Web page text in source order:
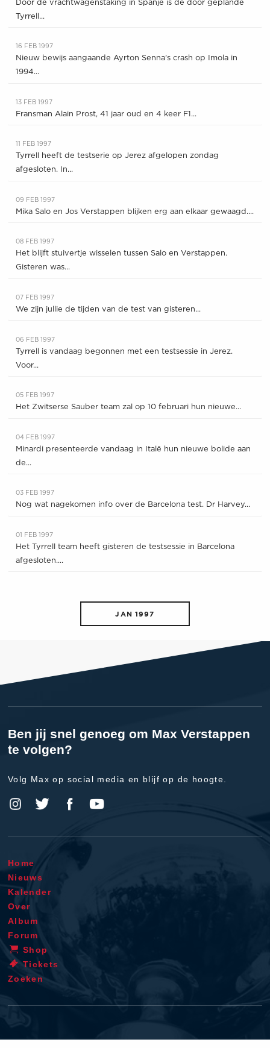
Door de vrachtwagenstaking in Spanje is de door geplande
Tyrrell...
16 FEB 1997
Nieuw bewijs aangaande Ayrton Senna's crash op Imola in
1994...
13 FEB 1997
Fransman Alain Prost, 41 jaar oud en 4 keer F1...
11 FEB 1997
Tyrrell heeft de testserie op Jerez afgelopen zondag
afgesloten. In...
09 FEB 1997
Mika Salo en Jos Verstappen blijken erg aan elkaar gewaagd....
08 FEB 1997
Het blijft stuivertje wisselen tussen Salo en Verstappen.
Gisteren was...
07 FEB 1997
We zijn jullie de tijden van de test van gisteren...
06 FEB 1997
Tyrrell is vandaag begonnen met een testsessie in Jerez.
Voor...
05 FEB 1997
Het Zwitserse Sauber team zal op 10 februari hun nieuwe...
04 FEB 1997
Minardi presenteerde vandaag in Italë hun nieuwe bolide aan
de...
03 FEB 1997
Nog wat nagekomen info over de Barcelona test. Dr Harvey...
01 FEB 1997
Het Tyrrell team heeft gisteren de testsessie in Barcelona
afgesloten....
JAN 1997
Ben jij snel genoeg om Max Verstappen
te volgen?
Volg Max op social media en blijf op de hoogte.
Home
Nieuws
Kalender
Over
Album
Forum
Shop
Tickets
Zoeken